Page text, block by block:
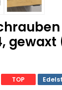
gewaxt
TOP